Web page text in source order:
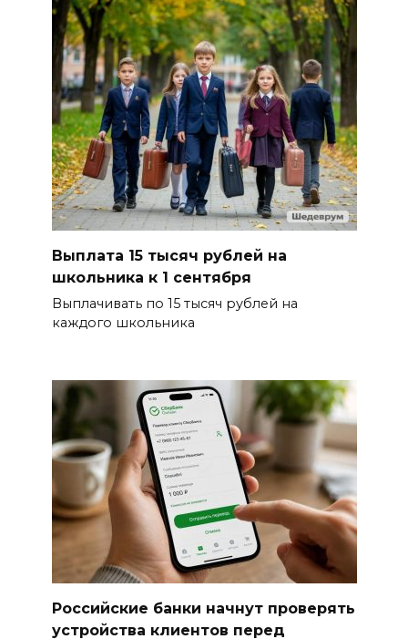
Выплата 15 тысяч рублей на
школьника к 1 сентября
Выплачивать по 15 тысяч рублей на
каждого школьника
Российские банки начнут проверять
устройства клиентов перед